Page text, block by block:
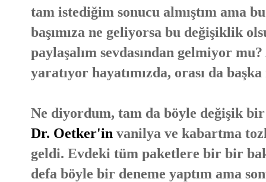
tam istediğim sonucu almıştım ama
başımıza ne geliyorsa bu değişiklik
paylaşalım sevdasından gelmiyor
yaratıyor hayatımızda, orası da
Ne diyordum, tam da böyle değişik
Dr. Oetker'in vanilya ve kabartma
geldi. Evdeki tüm paketlere bir bir
defa böyle bir deneme yaptım ama